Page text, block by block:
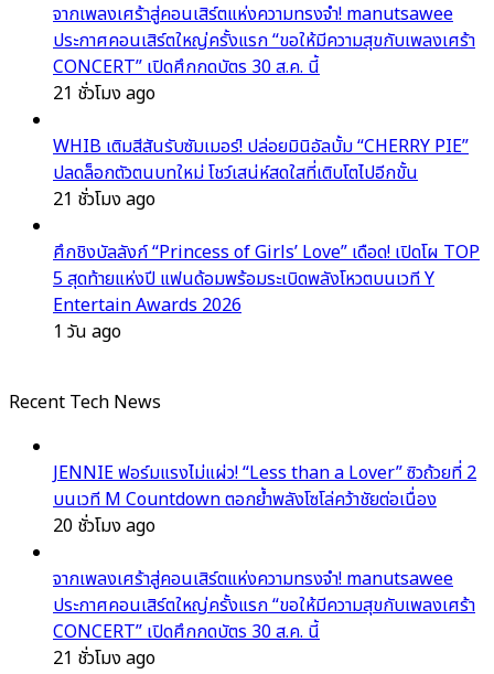
จากเพลงเศร้าสู่คอนเสิร์ตแห่งความทรงจำ! manutsawee
ประกาศคอนเสิร์ตใหญ่ครั้งแรก “ขอให้มีความสุขกับเพลงเศร้า
CONCERT” เปิดศึกกดบัตร 30 ส.ค. นี้
21 ชั่วโมง ago
WHIB เติมสีสันรับซัมเมอร์! ปล่อยมินิอัลบั้ม “CHERRY PIE”
ปลดล็อกตัวตนบทใหม่ โชว์เสน่ห์สดใสที่เติบโตไปอีกขั้น
21 ชั่วโมง ago
ศึกชิงบัลลังก์ “Princess of Girls’ Love” เดือด! เปิดโผ TOP
5 สุดท้ายแห่งปี แฟนด้อมพร้อมระเบิดพลังโหวตบนเวที Y
Entertain Awards 2026
1 วัน ago
Recent Tech News
JENNIE ฟอร์มแรงไม่แผ่ว! “Less than a Lover” ซิวถ้วยที่ 2
บนเวที M Countdown ตอกย้ำพลังโซโล่คว้าชัยต่อเนื่อง
20 ชั่วโมง ago
จากเพลงเศร้าสู่คอนเสิร์ตแห่งความทรงจำ! manutsawee
ประกาศคอนเสิร์ตใหญ่ครั้งแรก “ขอให้มีความสุขกับเพลงเศร้า
CONCERT” เปิดศึกกดบัตร 30 ส.ค. นี้
21 ชั่วโมง ago